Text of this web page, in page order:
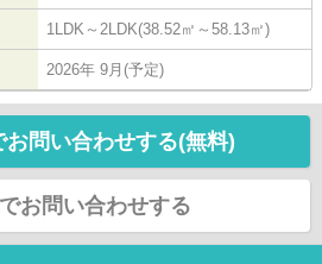
1LDK～2LDK(38.52㎡～58.13㎡)
2026年 9月(予定)
お問い合わせする(無料)
お問い合わせする